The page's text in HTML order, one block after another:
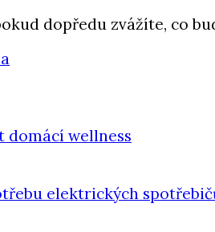
dopředu zvážíte, co
domácí wellness
elektrických